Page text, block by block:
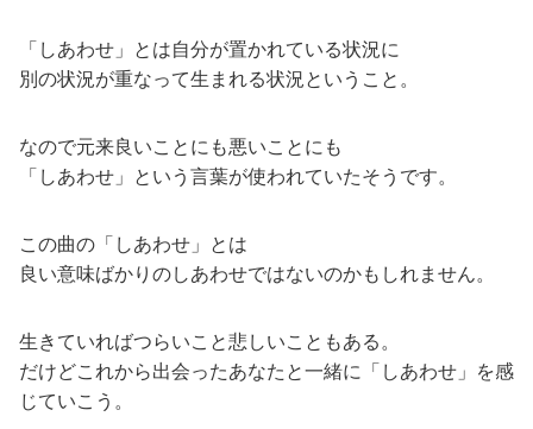
「しあわせ」とは自分が置かれている状況に
別の状況が重なって生まれる状況ということ。
なので元来良いことにも悪いことにも
「しあわせ」という言葉が使われていたそうです。
この曲の「しあわせ」とは
良い意味ばかりのしあわせではないのかもしれません。
生きていればつらいこと悲しいこともある。
だけどこれから出会ったあなたと一緒に「しあわせ」を感
じていこう。